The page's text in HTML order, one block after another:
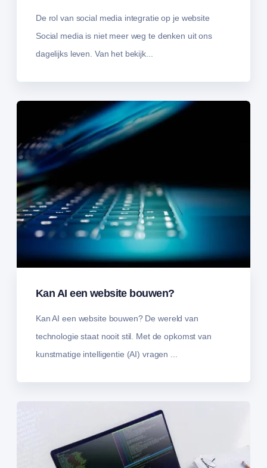
De rol van social media integratie op je website
Social media is niet meer weg te denken uit ons
dagelijks leven. Van het bekijk...
Kan AI een website bouwen?
Kan AI een website bouwen? De wereld van
technologie staat nooit stil. Met de opkomst van
kunstmatige intelligentie (AI) vragen ...